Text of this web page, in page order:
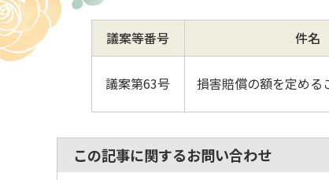
議案等番号 件名
議案第63号 損害賠償の額を定める
この記事に関するお問い合わせ